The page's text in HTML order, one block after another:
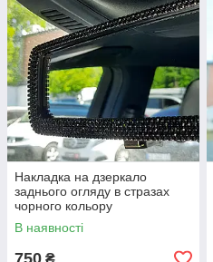
Накладка на дзеркало
заднього огляду в стразах
чорного кольору
В наявності
750 ₴